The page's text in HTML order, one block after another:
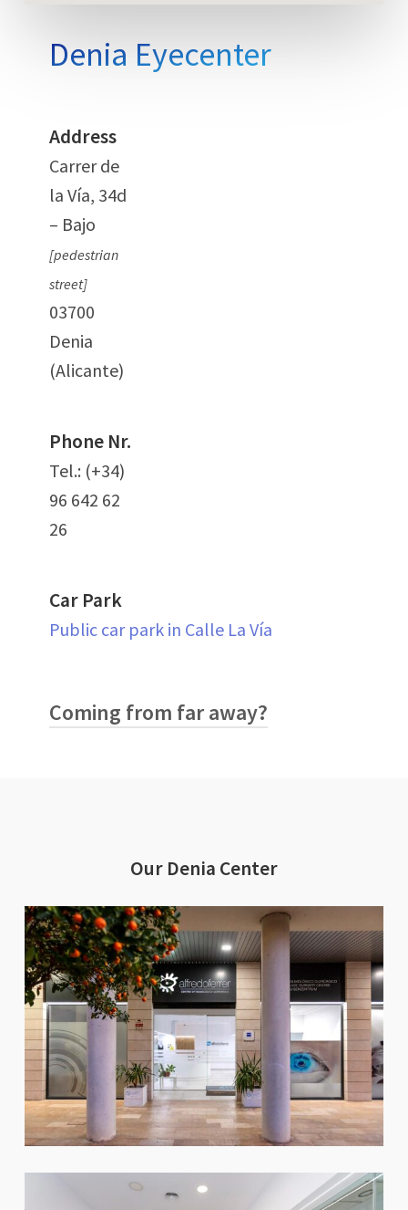
Denia Eyecenter
Address
Carrer de
la Vía, 34d
– Bajo
[pedestrian
street]
03700
Denia
(Alicante)
Phone Nr.
Tel.: (+34)
96 642 62
26
Car Park
Public car park in Calle La Vía
Coming from far away?
Just let us know when you book your
appointment with us.
Our Denia Center